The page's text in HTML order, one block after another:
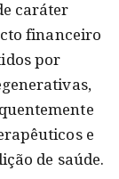
caráter
financeiro
por
e
de saúde.